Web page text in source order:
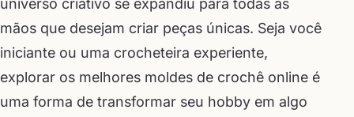
universo criativo se expandiu para todas as
mãos que desejam criar peças únicas. Seja você
iniciante ou uma crocheteira experiente,
explorar os melhores moldes de crochê online é
uma forma de transformar seu hobby em algo